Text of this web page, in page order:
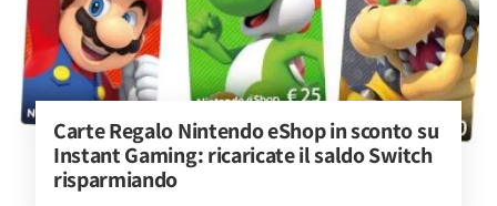
Carte Regalo Nintendo eShop in sconto su
Instant Gaming: ricaricate il saldo Switch
risparmiando